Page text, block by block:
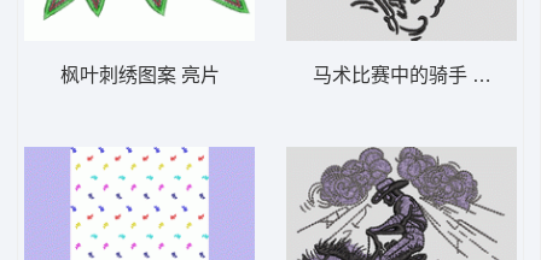
枫叶刺绣图案 亮片 马术比赛中的骑手 西部牛